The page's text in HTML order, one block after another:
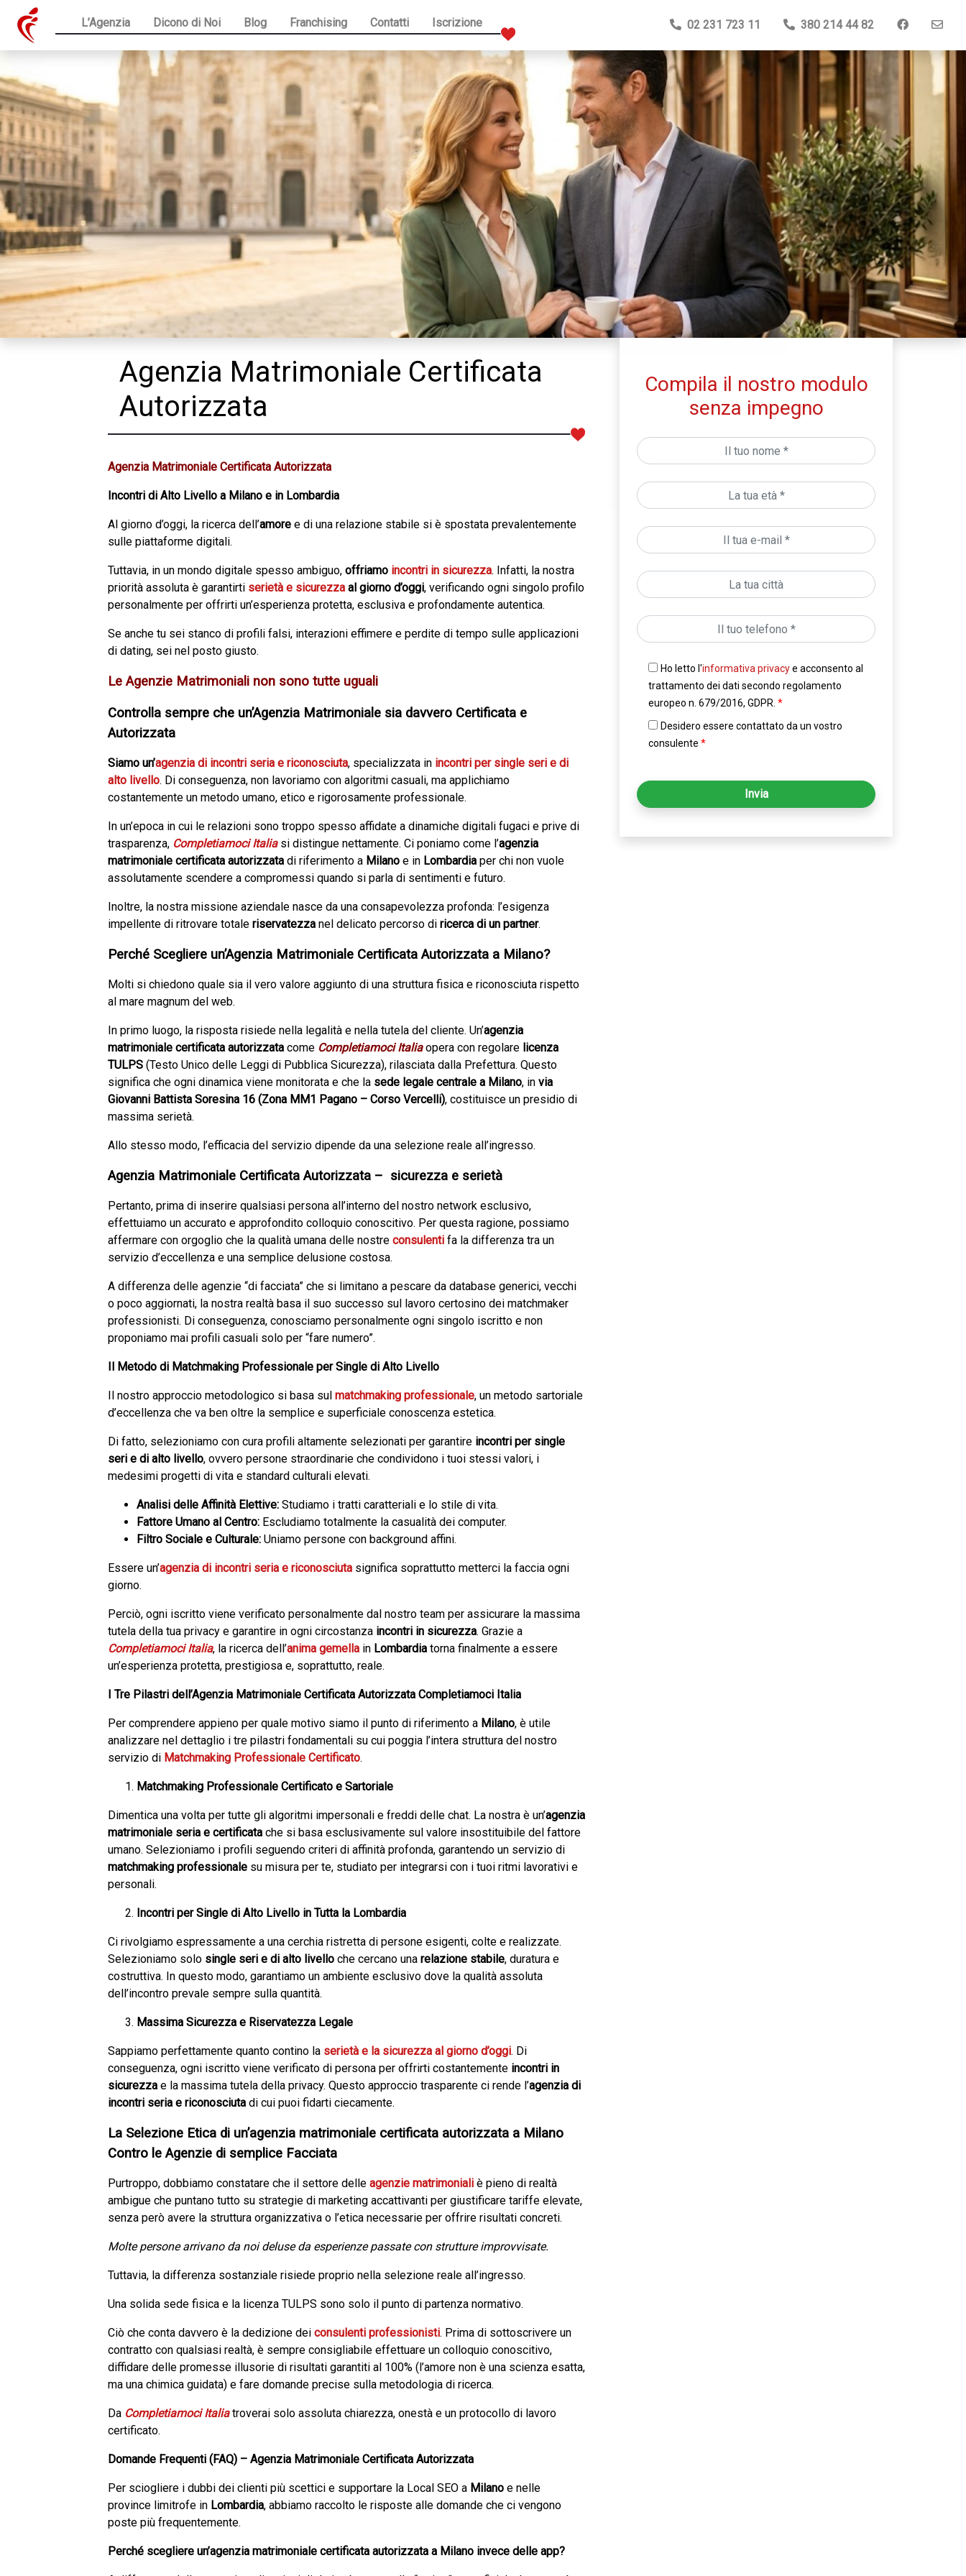
L’Agenzia Dicono di Noi Blog Franchising Contatti Iscrizione 02 231 723 11 380 214 44 82
Agenzia Matrimoniale Certificata
Autorizzata
Agenzia Matrimoniale Certificata Autorizzata
Incontri di Alto Livello a Milano e in Lombardia
Al giorno d’oggi, la ricerca dell’amore e di una relazione stabile si è spostata prevalentemente
sulle piattaforme digitali.
Tuttavia, in un mondo digitale spesso ambiguo, offriamo incontri in sicurezza. Infatti, la nostra
priorità assoluta è garantirti serietà e sicurezza al giorno d’oggi, verificando ogni singolo profilo
personalmente per offrirti un’esperienza protetta, esclusiva e profondamente autentica.
Se anche tu sei stanco di profili falsi, interazioni effimere e perdite di tempo sulle applicazioni
di dating, sei nel posto giusto.
Le Agenzie Matrimoniali non sono tutte uguali
Controlla sempre che un’Agenzia Matrimoniale sia davvero Certificata e
Autorizzata
Siamo un’agenzia di incontri seria e riconosciuta, specializzata in incontri per single seri e di
alto livello. Di conseguenza, non lavoriamo con algoritmi casuali, ma applichiamo
costantemente un metodo umano, etico e rigorosamente professionale.
In un’epoca in cui le relazioni sono troppo spesso affidate a dinamiche digitali fugaci e prive di
trasparenza, Completiamoci Italiasi distingue nettamente. Ci poniamo come l’agenzia
matrimoniale certificata autorizzata di riferimento a Milano e in Lombardia per chi non vuole
assolutamente scendere a compromessi quando si parla di sentimenti e futuro.
Inoltre, la nostra missione aziendale nasce da una consapevolezza profonda: l’esigenza
impellente di ritrovare totale riservatezza nel delicato percorso di ricerca di un partner.
Perché Scegliere un’Agenzia Matrimoniale Certificata Autorizzata a Milano?
Molti si chiedono quale sia il vero valore aggiunto di una struttura fisica e riconosciuta rispetto
al mare magnum del web.
In primo luogo, la risposta risiede nella legalità e nella tutela del cliente. Un’agenzia
matrimoniale certificata autorizzata come Completiamoci Italiaopera con regolare licenza
TULPS (Testo Unico delle Leggi di Pubblica Sicurezza), rilasciata dalla Prefettura. Questo
significa che ogni dinamica viene monitorata e che la sede legale centrale a Milano, in via
Giovanni Battista Soresina 16 (Zona MM1 Pagano – Corso Vercelli), costituisce un presidio di
massima serietà.
Allo stesso modo, l’efficacia del servizio dipende da una selezione reale all’ingresso.
Agenzia Matrimoniale Certificata Autorizzata – sicurezza e serietà
Pertanto, prima di inserire qualsiasi persona all’interno del nostro network esclusivo,
effettuiamo un accurato e approfondito colloquio conoscitivo. Per questa ragione, possiamo
affermare con orgoglio che la qualità umana delle nostre consulenti fa la differenza tra un
servizio d’eccellenza e una semplice delusione costosa.
A differenza delle agenzie “di facciata” che si limitano a pescare da database generici, vecchi
o poco aggiornati, la nostra realtà basa il suo successo sul lavoro certosino dei matchmaker
professionisti. Di conseguenza, conosciamo personalmente ogni singolo iscritto e non
proponiamo mai profili casuali solo per “fare numero”.
Il Metodo di Matchmaking Professionale per Single di Alto Livello
Il nostro approccio metodologico si basa sul matchmaking professionale, un metodo sartoriale
d’eccellenza che va ben oltre la semplice e superficiale conoscenza estetica.
Di fatto, selezioniamo con cura profili altamente selezionati per garantire incontri per single
seri e di alto livello, ovvero persone straordinarie che condividono i tuoi stessi valori, i
medesimi progetti di vita e standard culturali elevati.
Analisi delle Affinità Elettive: Studiamo i tratti caratteriali e lo stile di vita.
Fattore Umano al Centro: Escludiamo totalmente la casualità dei computer.
Filtro Sociale e Culturale: Uniamo persone con background affini.
Essere un’agenzia di incontri seria e riconosciuta significa soprattutto metterci la faccia ogni
giorno.
Perciò, ogni iscritto viene verificato personalmente dal nostro team per assicurare la massima
tutela della tua privacy e garantire in ogni circostanza incontri in sicurezza. Grazie a
Completiamoci Italia, la ricerca dell’anima gemella in Lombardia torna finalmente a essere
un’esperienza protetta, prestigiosa e, soprattutto, reale.
I Tre Pilastri dell’Agenzia Matrimoniale Certificata Autorizzata Completiamoci Italia
Per comprendere appieno per quale motivo siamo il punto di riferimento a Milano, è utile
analizzare nel dettaglio i tre pilastri fondamentali su cui poggia l’intera struttura del nostro
servizio di Matchmaking Professionale Certificato.
Matchmaking Professionale Certificato e Sartoriale
Dimentica una volta per tutte gli algoritmi impersonali e freddi delle chat. La nostra è un’agenzia
matrimoniale seria e certificata che si basa esclusivamente sul valore insostituibile del fattore
umano. Selezioniamo i profili seguendo criteri di affinità profonda, garantendo un servizio di
matchmaking professionale su misura per te, studiato per integrarsi con i tuoi ritmi lavorativi e
personali.
Incontri per Single di Alto Livello in Tutta la Lombardia
Ci rivolgiamo espressamente a una cerchia ristretta di persone esigenti, colte e realizzate.
Selezioniamo solo single seri e di alto livello che cercano una relazione stabile, duratura e
costruttiva. In questo modo, garantiamo un ambiente esclusivo dove la qualità assoluta
dell’incontro prevale sempre sulla quantità.
Massima Sicurezza e Riservatezza Legale
Sappiamo perfettamente quanto contino la serietà e la sicurezza al giorno d’oggi. Di
conseguenza, ogni iscritto viene verificato di persona per offrirti costantemente incontri in
sicurezza e la massima tutela della privacy. Questo approccio trasparente ci rende l’agenzia di
incontri seria e riconosciuta di cui puoi fidarti ciecamente.
La Selezione Etica di un’agenzia matrimoniale certificata autorizzata a Milano
Contro le Agenzie di semplice Facciata
Purtroppo, dobbiamo constatare che il settore delle agenzie matrimoniali è pieno di realtà
ambigue che puntano tutto su strategie di marketing accattivanti per giustificare tariffe elevate,
senza però avere la struttura organizzativa o l’etica necessarie per offrire risultati concreti.
Molte persone arrivano da noi deluse da esperienze passate con strutture improvvisate.
Tuttavia, la differenza sostanziale risiede proprio nella selezione reale all’ingresso.
Una solida sede fisica e la licenza TULPS sono solo il punto di partenza normativo.
Ciò che conta davvero è la dedizione dei consulenti professionisti. Prima di sottoscrivere un
contratto con qualsiasi realtà, è sempre consigliabile effettuare un colloquio conoscitivo,
diffidare delle promesse illusorie di risultati garantiti al 100% (l’amore non è una scienza esatta,
ma una chimica guidata) e fare domande precise sulla metodologia di ricerca.
Da Completiamoci Italiatroverai solo assoluta chiarezza, onestà e un protocollo di lavoro
certificato.
Domande Frequenti (FAQ) – Agenzia Matrimoniale Certificata Autorizzata
Per sciogliere i dubbi dei clienti più scettici e supportare la Local SEO a Milano e nelle
province limitrofe in Lombardia, abbiamo raccolto le risposte alle domande che ci vengono
poste più frequentemente.
Perché scegliere un’agenzia matrimoniale certificata autorizzata a Milano invece delle app?
Compila il nostro modulo
senza impegno
Ho letto l'informativa privacye acconsento al
trattamento dei dati secondo regolamento
europeo n. 679/2016, GDPR. *
Desidero essere contattato da un vostro
consulente *